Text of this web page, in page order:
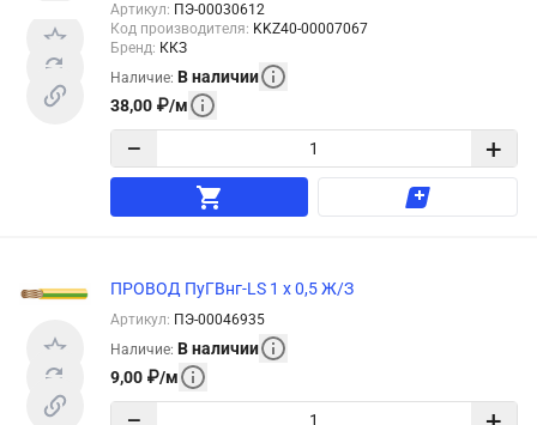
Артикул: ПЭ-00030612
Код производителя: KKZ40-00007067
Бренд: ККЗ
Наличие: В наличии
38,00 ₽/м
− +
ПРОВОД ПуГВнг-LS 1 х 0,5 Ж/З
Артикул: ПЭ-00046935
Наличие: В наличии
9,00 ₽/м